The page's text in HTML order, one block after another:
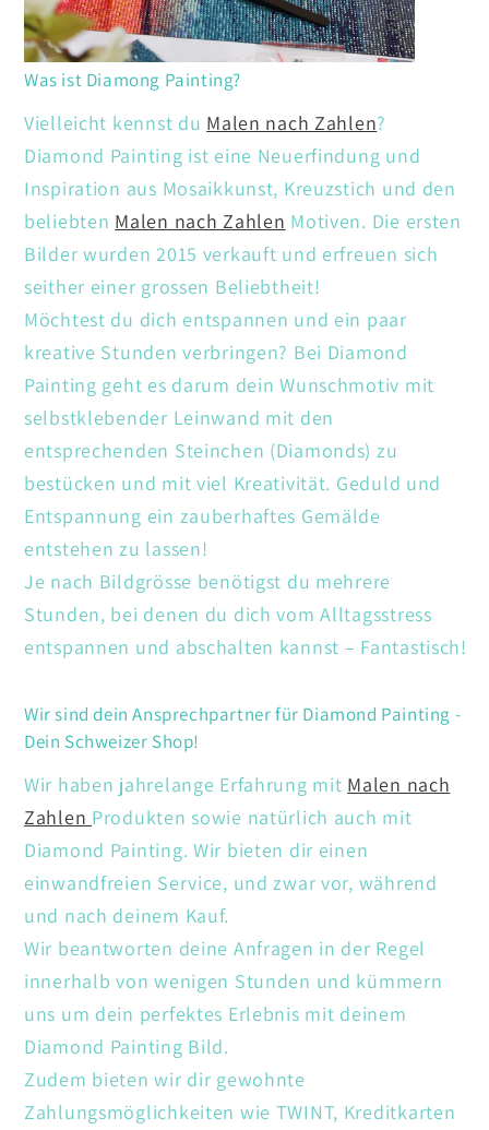
Was ist Diamong Painting?
Vielleicht kennst du Malen nach Zahlen?
Diamond Painting ist eine Neuerfindung und
Inspiration aus Mosaikkunst, Kreuzstich und den
beliebten Malen nach Zahlen Motiven. Die ersten
Bilder wurden 2015 verkauft und erfreuen sich
seither einer grossen Beliebtheit!
Möchtest du dich entspannen und ein paar
kreative Stunden verbringen? Bei Diamond
Painting geht es darum dein Wunschmotiv mit
selbstklebender Leinwand mit den
entsprechenden Steinchen (Diamonds) zu
bestücken und mit viel Kreativität. Geduld und
Entspannung ein zauberhaftes Gemälde
entstehen zu lassen!
Je nach Bildgrösse benötigst du mehrere
Stunden, bei denen du dich vom Alltagsstress
entspannen und abschalten kannst – Fantastisch!
Wir sind dein Ansprechpartner für Diamond Painting -
Dein Schweizer Shop!
Wir haben jahrelange Erfahrung mit Malen nach
Zahlen Produkten sowie natürlich auch mit
Diamond Painting. Wir bieten dir einen
einwandfreien Service, und zwar vor, während
und nach deinem Kauf.
Wir beantworten deine Anfragen in der Regel
innerhalb von wenigen Stunden und kümmern
uns um dein perfektes Erlebnis mit deinem
Diamond Painting Bild.
Zudem bieten wir dir gewohnte
Zahlungsmöglichkeiten wie TWINT, Kreditkarten